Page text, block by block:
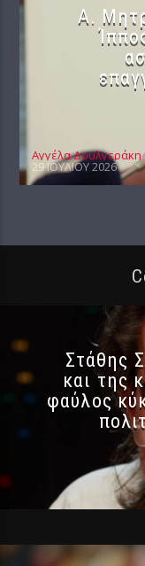
Α.
Αγγέλα Δουλγεράκη
29 ΙΟΥΛΊΟΥ 2026
Στάθης
και της
φαύλος